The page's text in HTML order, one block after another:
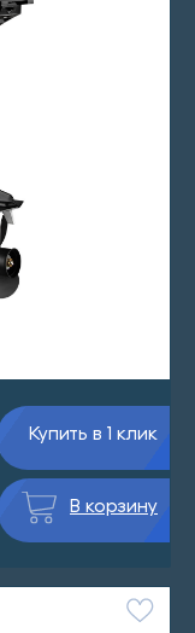
Купить в 1 клик
В корзину